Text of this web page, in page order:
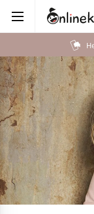
med MobilePay